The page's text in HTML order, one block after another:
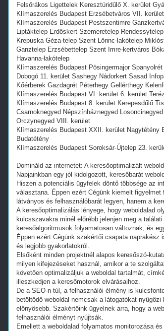
Felsőrákos Ligettelek Keresztúridűlő X. kerület
Klímaszerelés Budapest Erzsébetváros VII.
Klímaszerelés Budapest Pestszentimre
Liptáktelep Erdőskert Szemeretelep
Krepuska Géza-telep Szent Lőrinc-lakótelep
Ganztelep Erzsébettelep Szent Imre-kertváros
Havanna-lakótelep
Klímaszerelés Budapest Pösingermajor
Dobogó 11. kerület Sashegy Nádorkert Sasad
Kőérberek Gazdagrét Péterhegy Gellérthegy
Klímaszerelés Budapest VI. kerület 6. kerület
Klímaszerelés Budapest 8. kerület Kerepesdűlő
Csarnoknegyed Népszínháznegyed
Orczynegyed VIII. kerület
Klímaszerelés Budapest XXII. kerület Nagytétény
Budatétény
Klímaszerelés Budapest Soroksár-Újtelep 23.
Domináld az internetet: A keresőoptimalizált
Napjainkban egy jól kidolgozott, keresőbarát
Hiszen a potenciális ügyfelek döntő többsége az
választana. Éppen ezért Cégünk kiemelt
látványos és felhasználóbarát legyen, hanem a
A keresőoptimalizálás lényege, hogy weboldalad
kulcsszavakra minél előrébb jelenjen meg a
keresőalgoritmusok folyamatosan változnak, és
Éppen ezért Cégünk szakértői csapata naprakész
és legjobb gyakorlatokról.
Elsőként minden projektnél alapos keresőszó-
milyen kifejezéseket használ, amikor a te
követően optimalizáljuk a weboldal tartalmát,
illeszkedjen a keresőmotorok elvárásaihoz.
De a SEO-n túl, a felhasználói élmény is
betöltődő weboldal nemcsak a látogatókat
előnyösebb. Szakértőink ügyelnek arra, hogy a
felhasználói élményt nyújtsák.
Emellett a weboldalad folyamatos monitorozása